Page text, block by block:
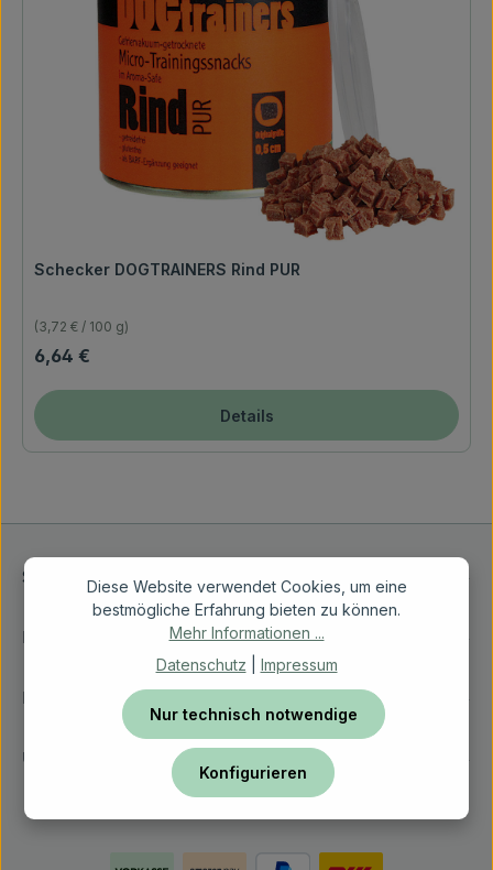
Schecker DOGTRAINERS Rind PUR
(3,72 € / 100 g)
Regulärer Preis:
6,64 €
Details
Service-Hotline
Ernährungsberatung
Rechtliches
Über Vetfoodcoach
Diese Website verwendet Cookies, um eine
bestmögliche Erfahrung bieten zu können.
Mehr Informationen ...
Datenschutz
Impressum
Nur technisch notwendige
Konfigurieren